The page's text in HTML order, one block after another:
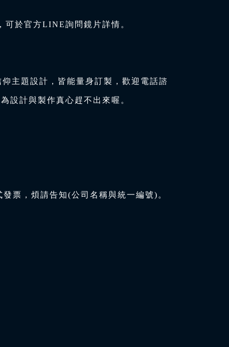
可於官方LINE詢問鏡片詳情。
主題設計，皆能量身訂製，歡迎電話諮
設計與製作真心趕不出來喔。
票，煩請告知(公司名稱與統一編號)。